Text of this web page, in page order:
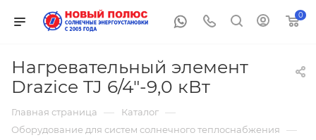
0
Нагревательный элемент
Drazice TJ 6/4"-9,0 кВт
Главная страница — Каталог —
Оборудование для систем солнечного теплоснабжения —